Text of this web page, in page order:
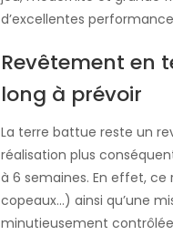
d’excellentes
Revêtement en
long à prévoir
La terre battue reste un
réalisation plus
à 6 semaines. En effet,
copeaux…) ainsi qu’une
minutieusement